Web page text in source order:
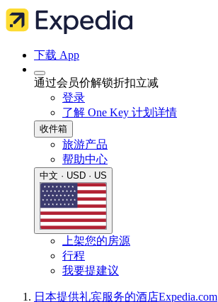
下载 App
通过会员价解锁折扣立减
登录
了解 One Key 计划详情
收件箱
旅游产品
帮助中心
中文 · USD · US
上架您的房源
行程
我要提建议
日本提供礼宾服务的酒店Expedia.com